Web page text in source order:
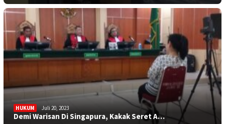
HUKUM Juli 20, 2023
Demi Warisan Di Singapura, Kakak Seret A…